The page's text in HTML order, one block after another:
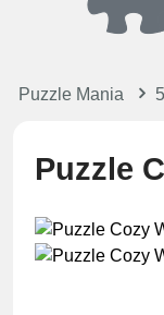
Puzzle Mania
Puzzle